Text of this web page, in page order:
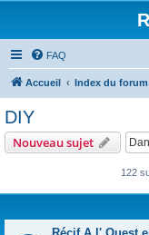
FAQ
Accueil Index du forum
DIY
Nouveau sujet
122